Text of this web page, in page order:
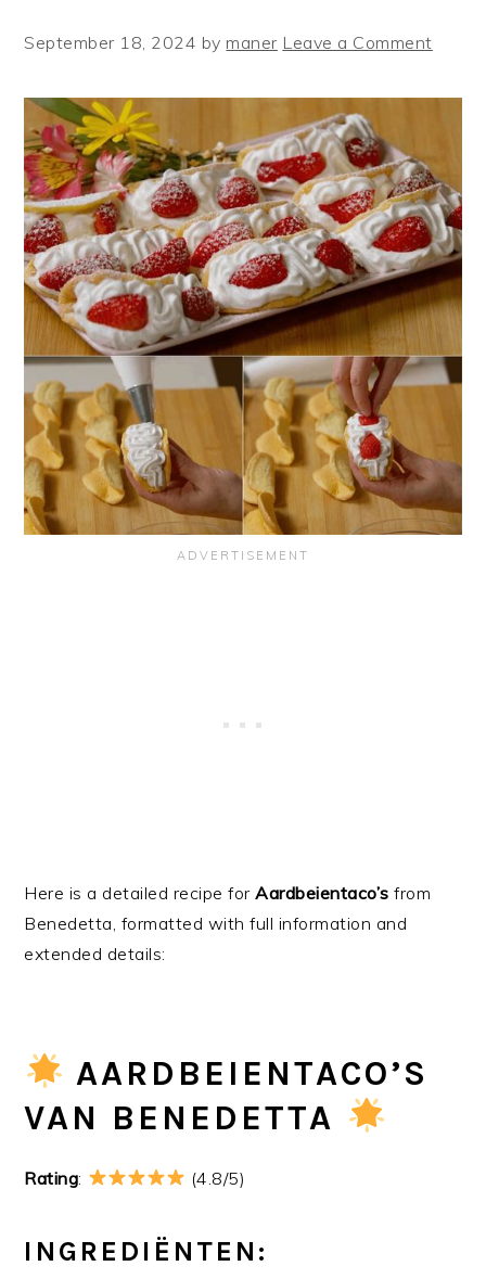
September 18, 2024 bymaner Leave a Comment
Here is a detailed recipe forAardbeientaco’s from
Benedetta, formatted with full information and
extended details:
AARDBEIENTACO’S
VAN BENEDETTA
Rating: (4.8/5)
INGREDIËNTEN: